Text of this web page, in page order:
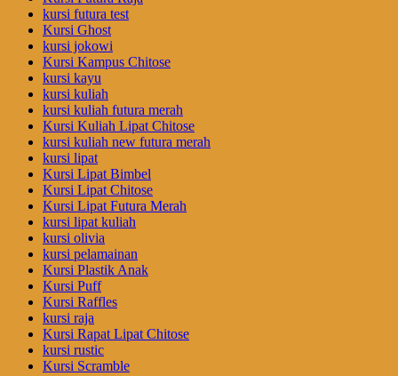
kursi futura test
Kursi Ghost
kursi jokowi
Kursi Kampus Chitose
kursi kayu
kursi kuliah
kursi kuliah futura merah
Kursi Kuliah Lipat Chitose
kursi kuliah new futura merah
kursi lipat
Kursi Lipat Bimbel
Kursi Lipat Chitose
Kursi Lipat Futura Merah
kursi lipat kuliah
kursi olivia
kursi pelamainan
Kursi Plastik Anak
Kursi Puff
Kursi Raffles
kursi raja
Kursi Rapat Lipat Chitose
kursi rustic
Kursi Scramble